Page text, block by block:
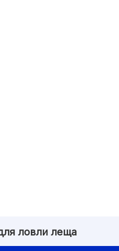
ловли леща